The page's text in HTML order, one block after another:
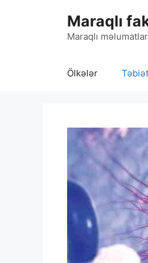
Maraqlı
Maraqlı
Ölkələr Təbiət